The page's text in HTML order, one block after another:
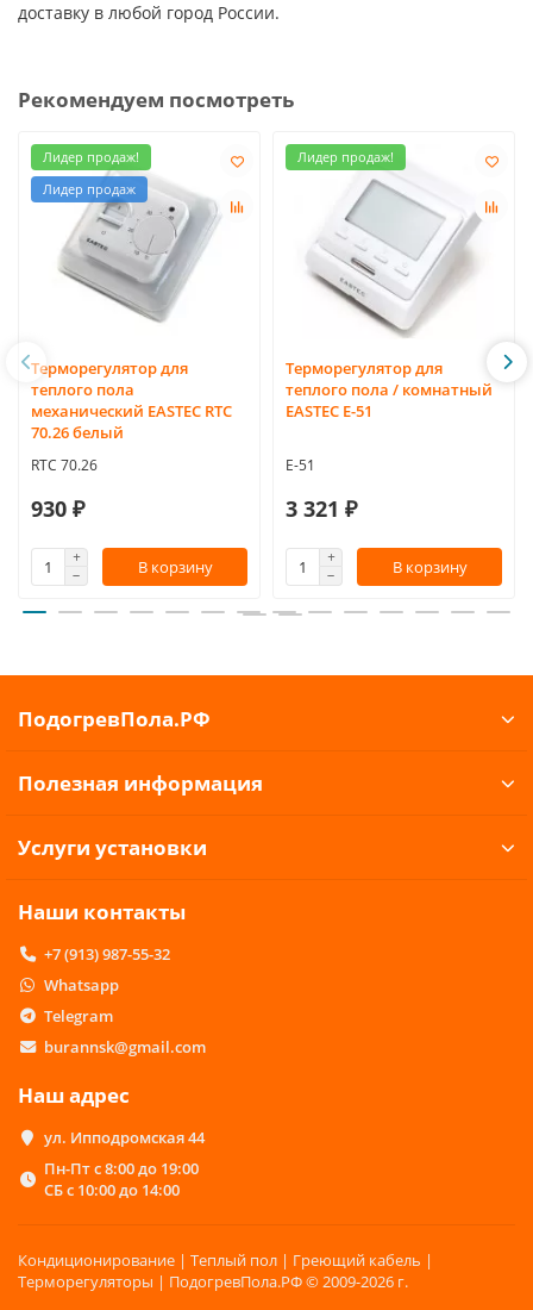
доставку в любой город России.
Рекомендуем посмотреть
Лидер продаж!
Лидер продаж
Терморегулятор для
теплого пола
механический EASTEC RTC
70.26 белый
RTC 70.26
930 ₽
В корзину
Лидер продаж!
Терморегулятор для
теплого пола / комнатный
EASTEC Е-51
E-51
3 321 ₽
В корзину
ПодогревПола.РФ
Полезная информация
Услуги установки
Наши контакты
+7 (913) 987-55-32
Whatsapp
Telegram
burannsk@gmail.com
Наш адрес
ул. Ипподромская 44
Пн-Пт с 8:00 до 19:00
СБ с 10:00 до 14:00
Кондиционирование | Теплый пол | Греющий кабель |
Терморегуляторы | ПодогревПола.РФ © 2009-2026 г.